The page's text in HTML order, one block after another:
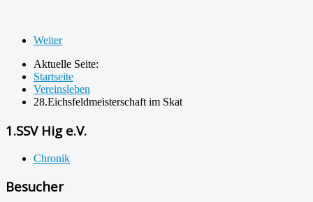
Weiter
Aktuelle Seite:
Startseite
Vereinsleben
28.Eichsfeldmeisterschaft im Skat
1.SSV Hig e.V.
Chronik
Besucher